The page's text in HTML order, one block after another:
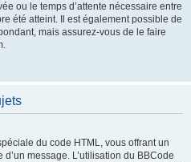
ou le temps d’attente nécessaire entre
été atteint. Il est également possible de
mais assurez-vous de le faire
du code HTML, vous offrant un
message. L’utilisation du BBCode